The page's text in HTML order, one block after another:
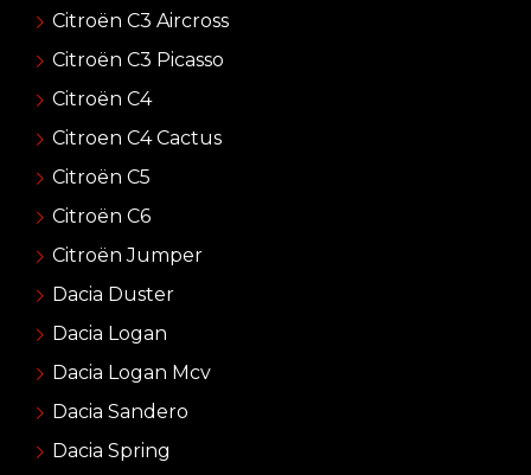
Citroën C3 Aircross
Citroën C3 Picasso
Citroën C4
Citroen C4 Cactus
Citroën C5
Citroën C6
Citroën Jumper
Dacia Duster
Dacia Logan
Dacia Logan Mcv
Dacia Sandero
Dacia Spring